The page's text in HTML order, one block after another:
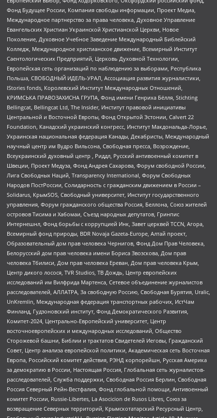
Фонд Будущее России, Компания свободы информации, Проект Медиа,
Международное партнерство за права человека, Духовное Управление
Евангельских Христиан Украинской Христианской Церкви, Новое
Поколение, Духовное Учебное Заведение Международный Библейский
Колледж, Международное христианское движение, Всемирный Институт
Саентологических Предприятий, Церковь Духовной Технологии,
Европейская сеть организаций по наблюдению за выборами, Республика
Польша, СВОБОДНЫЙ ИДЕЛЬ-УРАЛ, Ассоциация развития журналистики,
IStories fonds, Королевский Институт Международных Отношений,
КРИМСЬКА ПРАВОЗАХИСНА ГРУПА, Фонд имени Генриха Бёлля, Stichting
Bellingcat, Bellingcat Ltd, The Insider, Институт правовой инициативы
Центральной и Восточной Европы, Фонд Открытой Эстонии, Calvert 22
Foundation, Канадский украинский конгресс, Институт Макдональда-Лорье,
Украинская национальная федерация Канады, Декабристы, Международный
научный центр им Вудро Вильсона, Свободная пресса, Возрождение,
Всеукраинский духовный центр , Риддл, Русский антивоенный комитет в
Швеции, Проект Медуза, Фонд Андрея Сахарова, Форум свободной России,
Лига Свободных Наций, Transparеncy International, Форум Свободных
Народов ПостРоссии, Солидарность с гражданским движением в России –
Solidarus, КрымSOS, Свободный университет, Институт государственного
управления, Форум гражданского общества Россия, Беллона, Союз жителей
островов Тисима и Хабомаи, Съезд народных депутатов, Гринпис
Интернешнл, Фонд борьбы с коррупцией Инк, Завет церквей TCCN, Агора,
Всемирный фонд природы, BDR Novaja Gazeta-Europe, Алтай проект,
Образовательный дом прав человека Чернигов, Фонд Дом Прав Человека,
Белорусский дом прав человека имени Бориса Звозскова, Дом прав
человека Тбилиси, Дом прав человека Ереван, Дом прав человека Крым,
Центр дикого лосося, TVR Studios, ТВ Дождь, Центр европейских
исследований им Вилфрида Мартенса, Сетевое объединение журналистов
расследователей, АЛЛАТРА, За свободную Россию, Свободная Бурятия, Uralic,
UnKremlin, Международная федерация транспортных рабочих, ИстЧам
Финланд, Гудзоновский институт, Фонд Демократического Развития,
Комитет-2024, Центрально-Европейский университет, Центр
восточноевропейских и международных исследований, Общество
Сторожевой башни, Библии и трактатов Свидетелей Иеговы, Гражданский
Совет, Центр анализа европейской политики, Академическая сеть Восточная
Европа, Российский комитет действия, РЭНД корпорейшн, Русская Америка
за демократию в России, Настоящая Россия, Глобальная сеть журналистов-
расследователей, Служба поддержки, Свободная Россия Берлин, Свободная
Россия Северный Рейн-Вестфалия, Фонд глобальной помощи, Антивоенный
комитет России, Russie-Libertes, La Asocicion de Rusos Libres, Союз за
возвращение Северных территорий, Крымскотатарский Ресурсный Центр,